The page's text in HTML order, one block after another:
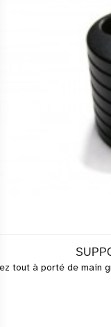
tout à porté de main